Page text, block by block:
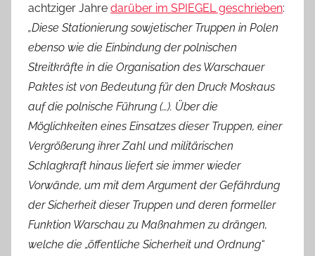
achtziger Jahre darüber im SPIEGEL geschrieben:
„Diese Stationierung sowjetischer Truppen in Polen
ebenso wie die Einbindung der polnischen
Streitkräfte in die Organisation des Warschauer
Paktes ist von Bedeutung für den Druck Moskaus
auf die polnische Führung (…). Über die
Möglichkeiten eines Einsatzes dieser Truppen, einer
Vergrößerung ihrer Zahl und militärischen
Schlagkraft hinaus liefert sie immer wieder
Vorwände, um mit dem Argument der Gefährdung
der Sicherheit dieser Truppen und deren formeller
Funktion Warschau zu Maßnahmen zu drängen,
welche die „öffentliche Sicherheit und Ordnung“